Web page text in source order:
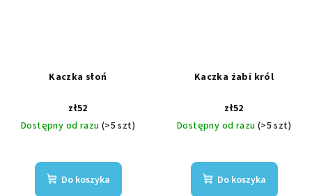
Kaczka słoń
zł52
Dostępny od razu (>5 szt)
Do koszyka
Kaczka żabi król
zł52
Dostępny od razu (>5 szt)
Do koszyka